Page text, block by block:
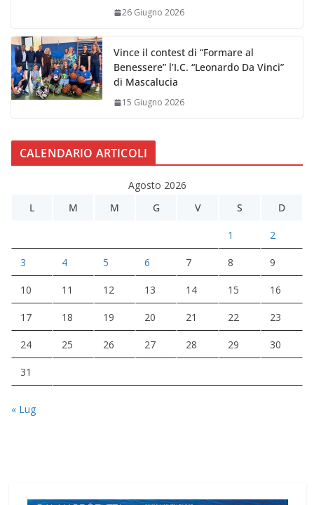
26 Giugno 2026
Vince il contest di “Formare al
Benessere” l’I.C. “Leonardo Da Vinci”
di Mascalucia
15 Giugno 2026
CALENDARIO ARTICOLI
Agosto 2026
L
M M G V S D
1 2
3 4 5 6 7 8 9
10 11 12 13 14 15 16
17 18 19 20 21 22 23
24 25 26 27 28 29 30
31
« Lug